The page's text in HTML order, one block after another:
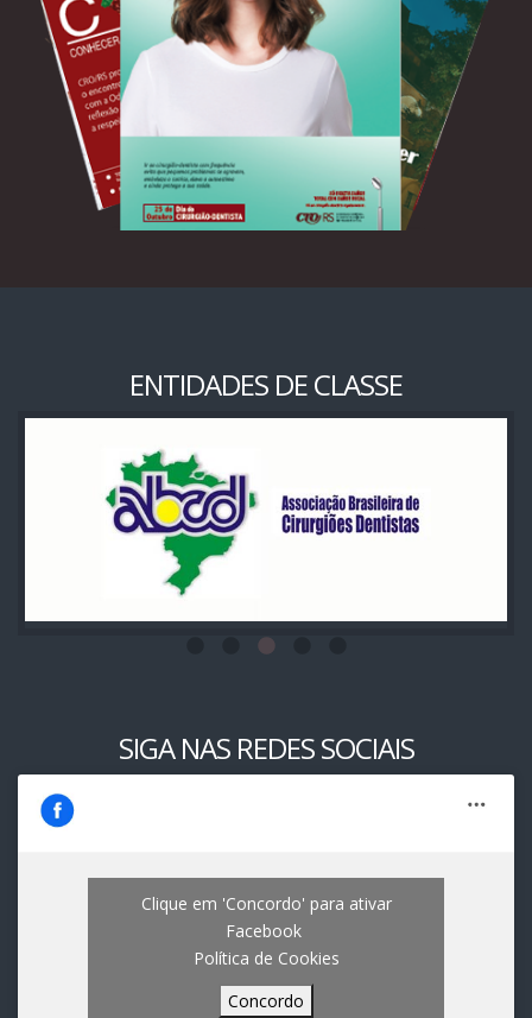
ENTIDADES DE CLASSE
SIGA NAS REDES SOCIAIS
Clique em 'Concordo' para ativar
Facebook
Política de Cookies
Concordo